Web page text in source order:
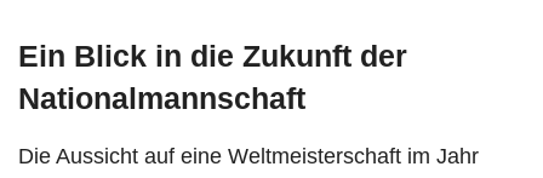
Ein Blick in die Zukunft der
Nationalmannschaft
Die Aussicht auf eine Weltmeisterschaft im Jahr